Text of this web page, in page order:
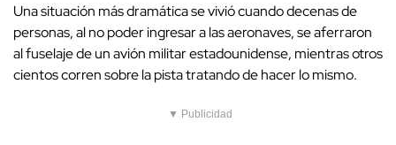
Una situación más dramática se vivió cuando decenas de
personas, al no poder ingresar a las aeronaves, se aferraron
al fuselaje de un avión militar estadounidense, mientras otros
cientos corren sobre la pista tratando de hacer lo mismo.
▼ Publicidad